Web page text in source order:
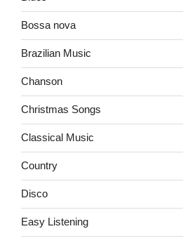
Bossa nova
Brazilian Music
Chanson
Christmas Songs
Classical Music
Country
Disco
Easy Listening